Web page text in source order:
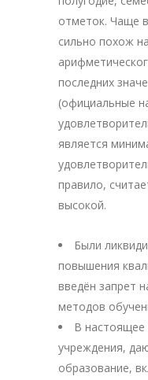
отметок. Чаще
сильно похож
последних
(официальные
является
правило,
высокой.
Были
повышения
введён запрет
методов
В настоящее
учреждения,
образование,